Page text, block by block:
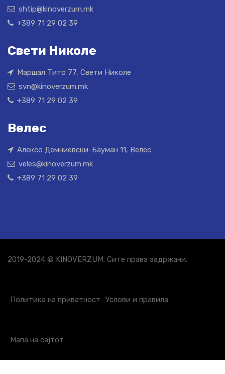
shtip@kinoverzum.mk
+389 71 29 02 39
Свети Николе
Маршал Тито 77, Свети Николе
svn@kinoverzum.mk
+389 71 29 02 39
Велес
Алексо Демниевски-Бауман 11, Велес
veles@kinoverzum.mk
+389 71 29 02 39
2019-2024 © KINOVERZUM. Сите права задржани.
Политика на приватност Услови и правила
Мапа на сајтот